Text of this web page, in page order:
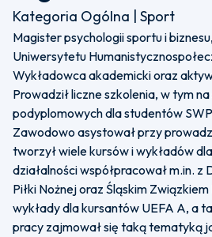
Kategoria Ogólna | Sport
Magister psychologii sportu i
Uniwersytetu
Wykładowca akademicki oraz
Prowadził liczne szkolenia, w tym
podyplomowych dla studentów
Zawodowo asystował przy
tworzył wiele kursów i wykładów
działalności współpracował m.in. z
Piłki Nożnej oraz Śląskim
wykłady dla kursantów UEFA A, a
pracy zajmował się taką tematyką